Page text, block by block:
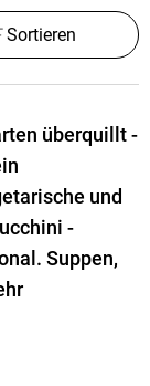
Sortieren
überquillt -
und
-
Suppen,